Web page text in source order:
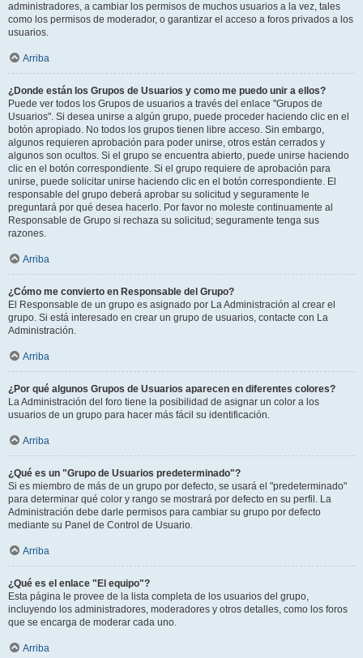
administradores, a cambiar los permisos de muchos usuarios a la vez, tales
como los permisos de moderador, o garantizar el acceso a foros privados a los
usuarios.
Arriba
¿Donde están los Grupos de Usuarios y como me puedo unir a ellos?
Puede ver todos los Grupos de usuarios a través del enlace "Grupos de
Usuarios". Si desea unirse a algún grupo, puede proceder haciendo clic en el
botón apropiado. No todos los grupos tienen libre acceso. Sin embargo,
algunos requieren aprobación para poder unirse, otros están cerrados y
algunos son ocultos. Si el grupo se encuentra abierto, puede unirse haciendo
clic en el botón correspondiente. Si el grupo requiere de aprobación para
unirse, puede solicitar unirse haciendo clic en el botón correspondiente. El
responsable del grupo deberá aprobar su solicitud y seguramente le
preguntará por qué desea hacerlo. Por favor no moleste continuamente al
Responsable de Grupo si rechaza su solicitud; seguramente tenga sus
razones.
Arriba
¿Cómo me convierto en Responsable del Grupo?
El Responsable de un grupo es asignado por La Administración al crear el
grupo. Si está interesado en crear un grupo de usuarios, contacte con La
Administración.
Arriba
¿Por qué algunos Grupos de Usuarios aparecen en diferentes colores?
La Administración del foro tiene la posibilidad de asignar un color a los
usuarios de un grupo para hacer más fácil su identificación.
Arriba
¿Qué es un "Grupo de Usuarios predeterminado"?
Si es miembro de más de un grupo por defecto, se usará el "predeterminado"
para determinar qué color y rango se mostrará por defecto en su perfil. La
Administración debe darle permisos para cambiar su grupo por defecto
mediante su Panel de Control de Usuario.
Arriba
¿Qué es el enlace "El equipo"?
Esta página le provee de la lista completa de los usuarios del grupo,
incluyendo los administradores, moderadores y otros detalles, como los foros
que se encarga de moderar cada uno.
Arriba